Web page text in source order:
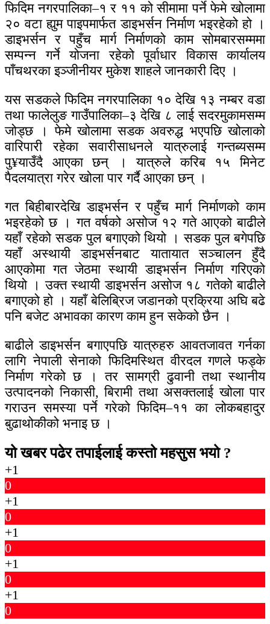
फिदिम नगरपालिका–१ र ११ को सीमामा पर्ने फेमे खोलामा
२० वटा ह्युम पाइपमार्फत डाइभर्सन निर्माण भइरहेको हो ।
डाइभर्सन र पहुँच मार्ग निर्माणको काम सोमबारसम्ममा
सम्पन्न गर्ने योजना रहेको पूर्वाधार विकास कार्यालय
पाँचथरका इञ्जीनीयर मुकेश शाहले जानकारी दिए ।
यस सडकले फिदिम नगरपालिका १० देखि १३ नम्बर वडा
तथा फालेलुङ गाउँपालिका–३ देखि ८ लाई सदरमुकामसम्म
जोड्छ । फेमे खोलामा सडक अवरुद्ध भएपछि खोलाको
वारिपारी रहेका सवारीसाधनले यात्रुलाई गन्तब्यसम्म
पु¥याउँदै आएका छन् । यात्रुले करिब १५ मिनेट
पैदलयात्रा गरेर खोला पार गर्दै आएका छन् ।
गत बिहीबारदेखि डाइभर्सन र पहुँच मार्ग निर्माणको काम
भइरहेको छ । गत वर्षको असोज १२ गते आएको बाढीले
यहाँ रहेको सडक पुल बगाएको थियो । सडक पुल बगेपछि
यहाँ अस्थायी डाइभर्सनबाट यातायात सञ्चालन हुँदै
आएकोमा गत जेठमा स्थायी डाइभर्सन निर्माण गरिएको
थियो । उक्त स्थायी डाइभर्सन असोज १८ गतेको बाढीले
बगाएको हो । यहाँ बेलिब्रिज जडानको प्रक्रिया अघि बढे
पनि बजेट अभावका कारण काम हुन सकेको छैन ।
बाढीले डाइभर्सन बगाएपछि यात्रुहरु आवतजावत गर्नका
लागि नेपाली सेनाको फिदिमस्थित वीरदल गणले फड्के
निर्माण गरेको छ । तर सामग्री ढुवानी तथा स्थानीय
उत्पादनको निकासी, बिरामी तथा असक्तलाई खोला पार
गराउन समस्या पर्ने गरेको फिदिम–११ का लोकबहादुर
बुढाथोकीको भनाइ छ ।
यो खबर पढेर तपाईलाई कस्तो महसुस भयो ?
+1
0
+1
0
+1
0
+1
0
+1
0